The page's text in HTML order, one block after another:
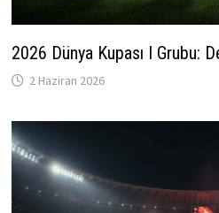
2026 Dünya Kupası I Grubu:
2 Haziran 2026